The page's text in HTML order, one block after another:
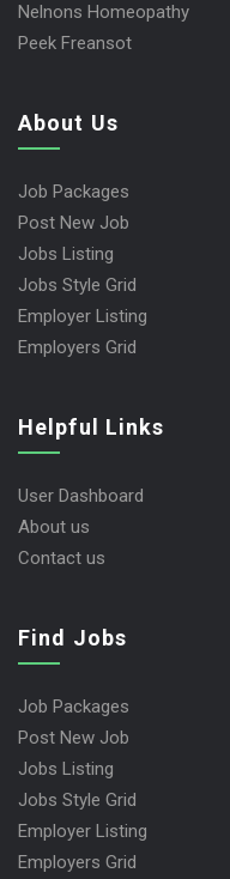
Nelnons Homeopathy
Peek Freansot
About Us
Job Packages
Post New Job
Jobs Listing
Jobs Style Grid
Employer Listing
Employers Grid
Helpful Links
User Dashboard
About us
Contact us
Find Jobs
Job Packages
Post New Job
Jobs Listing
Jobs Style Grid
Employer Listing
Employers Grid